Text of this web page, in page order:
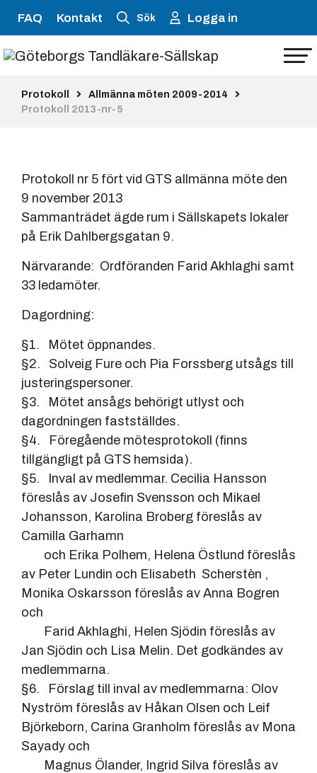
FAQ Kontakt Sök Logga in
Protokoll
Allmänna möten 2009-2014
Protokoll 2013-nr-5
Protokoll nr 5 fört vid GTS allmänna möte den
9 november 2013
Sammanträdet ägde rum i Sällskapets lokaler
på Erik Dahlbergsgatan 9.
Närvarande: Ordföranden Farid Akhlaghi samt
33 ledamöter.
Dagordning:
§1. Mötet öppnandes.
§2. Solveig Fure och Pia Forssberg utsågs till
justeringspersoner.
§3. Mötet ansågs behörigt utlyst och
dagordningen fastställdes.
§4. Föregående mötesprotokoll (finns
tillgängligt på GTS hemsida).
§5. Inval av medlemmar. Cecilia Hansson
föreslås av Josefin Svensson och Mikael
Johansson, Karolina Broberg föreslås av
Camilla Garhamn
och Erika Polhem, Helena Östlund föreslås
av Peter Lundin och Elisabeth Scherstèn ,
Monika Oskarsson föreslås av Anna Bogren
och
Farid Akhlaghi, Helen Sjödin föreslås av
Jan Sjödin och Lisa Melin. Det godkändes av
medlemmarna.
§6. Förslag till inval av medlemmarna: Olov
Nyström föreslås av Håkan Olsen och Leif
Björkeborn, Carina Granholm föreslås av Mona
Sayady och
Magnus Ölander, Ingrid Silva föreslås av